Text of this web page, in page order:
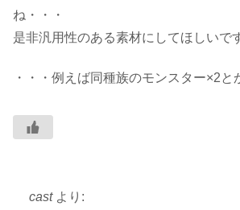
ね・・・
是非汎用性のある素材にしてほしいで
・・・例えば同種族のモンスター×2と
cast より: